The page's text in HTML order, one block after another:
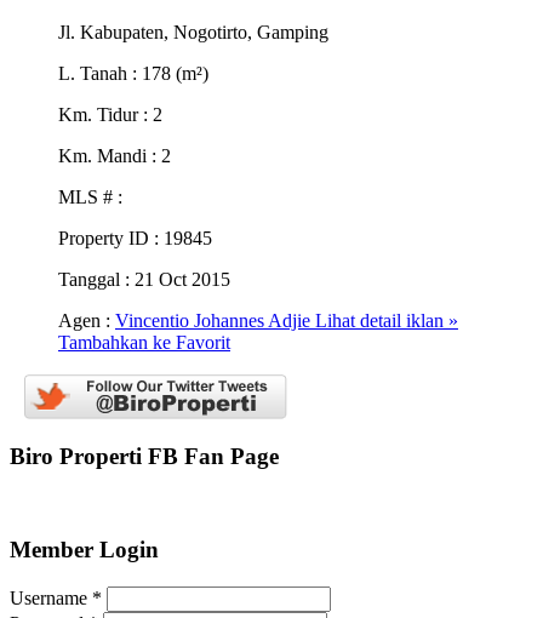
Jl. Kabupaten, Nogotirto, Gamping
L. Tanah : 178 (m²)
Km. Tidur : 2
Km. Mandi : 2
MLS # :
Property ID : 19845
Tanggal : 21 Oct 2015
Agen : Vincentio Johannes Adjie Lihat detail iklan »
Tambahkan ke Favorit
Biro Properti FB Fan Page
Member Login
Username *